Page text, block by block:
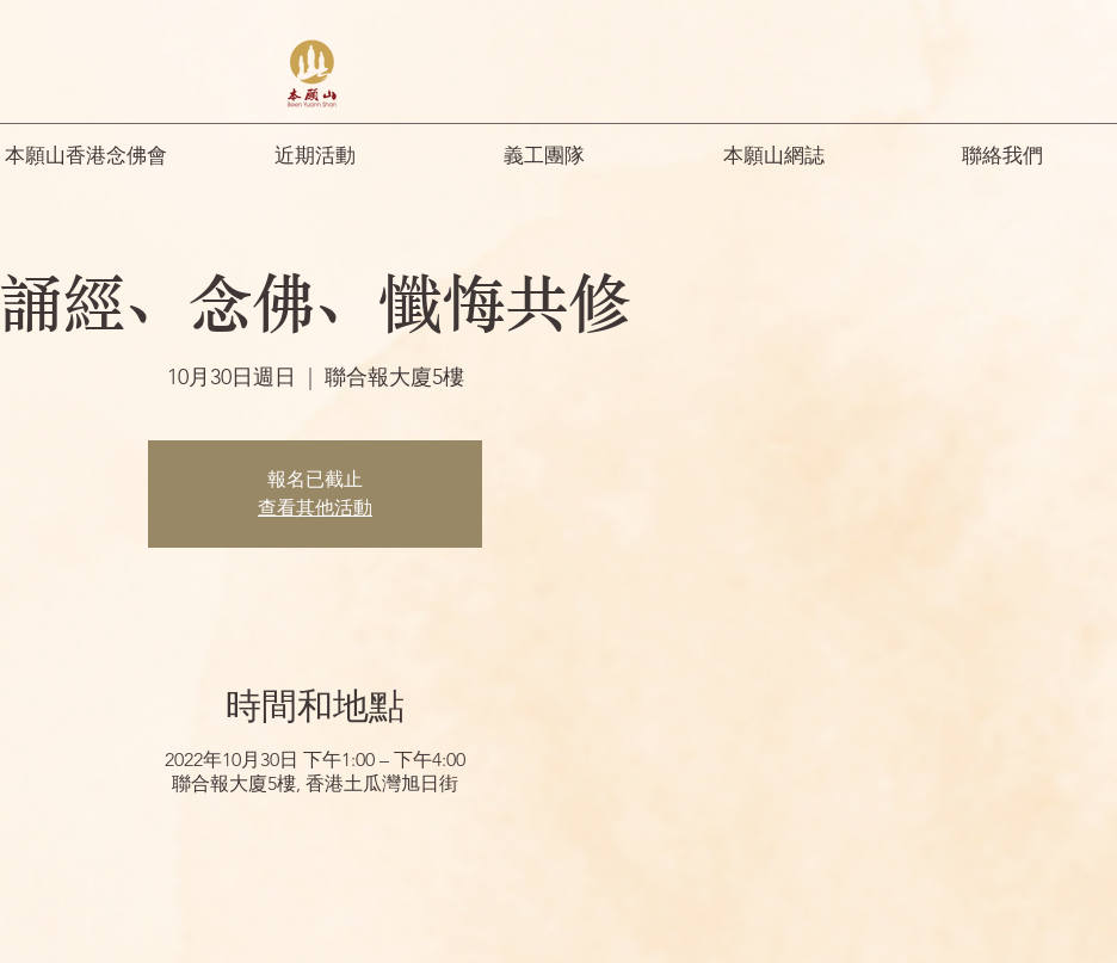
本願山香港念佛會 近期活動 義工團隊 本願山網誌 聯絡我們
誦經、念佛、懺悔共修
10月30日週日 聯合報大廈5樓
報名已截止
查看其他活動
時間和地點
2022年10月30日 下午1:00 – 下午4:00
聯合報大廈5樓, 香港土瓜灣旭日街